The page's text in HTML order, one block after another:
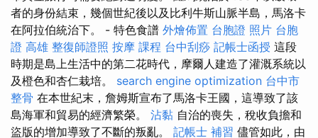
者的身份結束，幾個世紀後以及比利牛斯山脈半島，馬洛卡
在阿拉伯統治下。 - 特色食譜 外燴佈置 台胞證 照片 台胞
證 高雄 整復師證照 按摩 課程 台中刮痧 記帳士函授 這段
時期是島上生活中的第二花時代，摩爾人建造了灌溉系統以
及橙色和杏仁栽培。 search engine optimization 台中市
整骨 在本世紀末，詹姆斯宣布了馬洛卡王國，這導致了該
島海軍和貿易的經濟繁榮。 沾黏 自治的喪失，稅收負擔和
盜版的增加導致了不斷的叛亂。 記帳士 補習 儘管如此，由